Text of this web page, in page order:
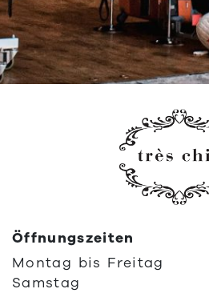
Öffnungszeiten
Montag bis Freitag
Samstag